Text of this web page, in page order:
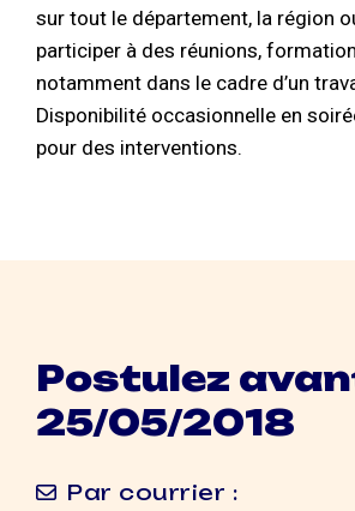
sur tout le département, la région
participer à des réunions,
notamment dans le cadre d’un
Disponibilité occasionnelle en
pour des interventions.
Postulez
25/05/2018
Par courrier :